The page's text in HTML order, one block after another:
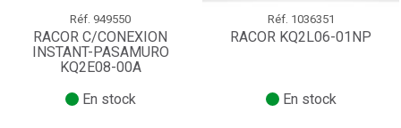
Réf. 949550
RACOR C/CONEXION
INSTANT-PASAMURO
KQ2E08-00A
En stock
Réf. 1036351
RACOR KQ2L06-01NP
En stock